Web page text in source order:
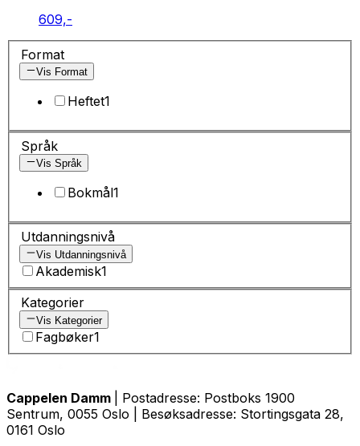
609,-
Format
Vis Format
Heftet1
Språk
Vis Språk
Bokmål1
Utdanningsnivå
Vis Utdanningsnivå
Akademisk1
Kategorier
Vis Kategorier
Fagbøker1
Cappelen Damm
| Postadresse: Postboks 1900
Sentrum, 0055 Oslo | Besøksadresse: Stortingsgata 28,
0161 Oslo